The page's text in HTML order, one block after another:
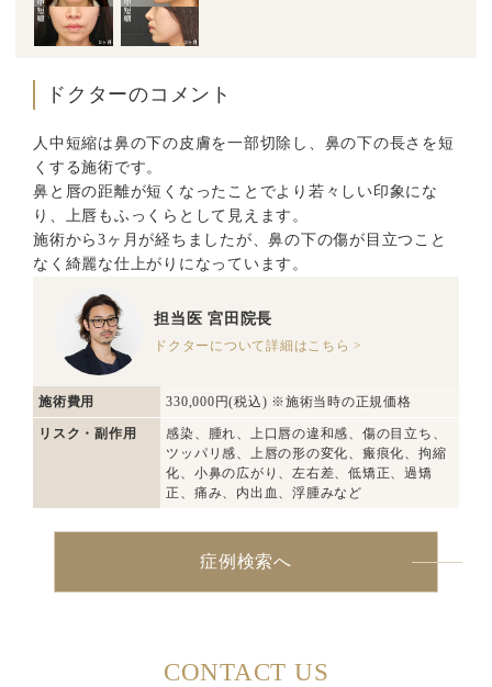
ドクターのコメント
人中短縮は鼻の下の皮膚を一部切除し、鼻の下の長さを短
くする施術です。
鼻と唇の距離が短くなったことでより若々しい印象にな
り、上唇もふっくらとして見えます。
施術から3ヶ月が経ちましたが、鼻の下の傷が目立つこと
なく綺麗な仕上がりになっています。
担当医 宮田院長
ドクターについて詳細はこちら >
施術費用 330,000円(税込) ※施術当時の正規価格
リスク・副作用
感染、腫れ、上口唇の違和感、傷の目立ち、
ツッパリ感、上唇の形の変化、瘢痕化、拘縮
化、小鼻の広がり、左右差、低矯正、過矯
正、痛み、内出血、浮腫みなど
症例検索へ
CONTACT US